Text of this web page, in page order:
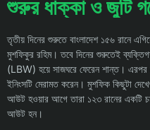
শুরুর ধাক্কা ও জুটি
তৃতীয় দিনের শুরুতে বাংলাদেশ ১৫৬ রানে
মুশফিকুর রহিম। তবে দিনের শুরুতেই
(LBW) হয়ে সাজঘরে ফেরেন শান্ত। এরপর
ইনিংসটি মেরামত করেন। মুশফিক কিছুটা
আউট হওয়ার আগে তারা ১২৩ রানের একটি
আউট হন।